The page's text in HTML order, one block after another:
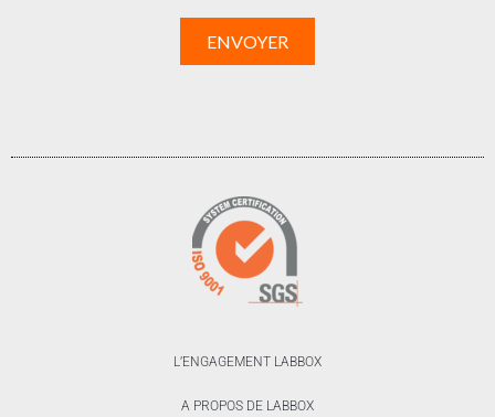
L’ENGAGEMENT LABBOX
A PROPOS DE LABBOX